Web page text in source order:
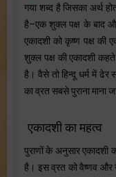
गया शब्द है जिसका अर्थ
है–एक शुक्ल पक्ष के बाद
एकादशी को कृष्ण पक्ष की
शुक्ल पक्ष की एकादशी
है। वैसे तो हिन्दू धर्म में
का व्रत सबसे पुराना माना
एकादशी का महत्व
पुराणों के अनुसार एकादशी
है। इस व्रत को वैष्णव और